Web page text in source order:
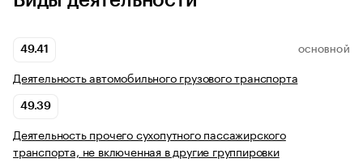
49.41 ОСНОВНОЙ
Деятельность автомобильного грузового транспорта
49.39
Деятельность прочего сухопутного пассажирского
транспорта, не включенная в другие группировки